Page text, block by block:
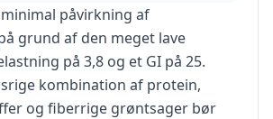
påvirkning af
grund af den meget lave
på 3,8 og et GI på 25.
kombination af protein,
og fiberrige grøntsager bør